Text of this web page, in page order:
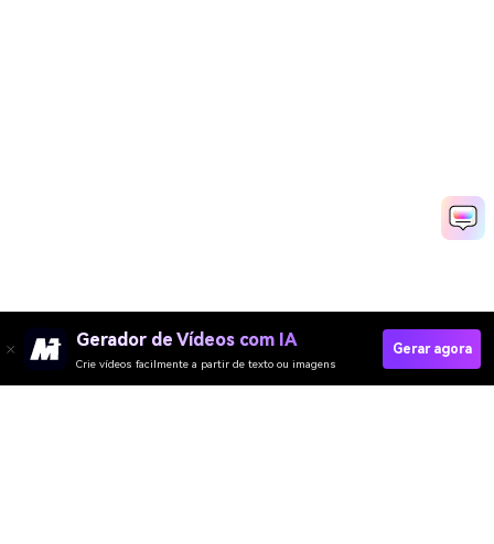
Gerador de Vídeos com IA
Crie vídeos facilmente a partir de texto ou imagens
Gerar agora